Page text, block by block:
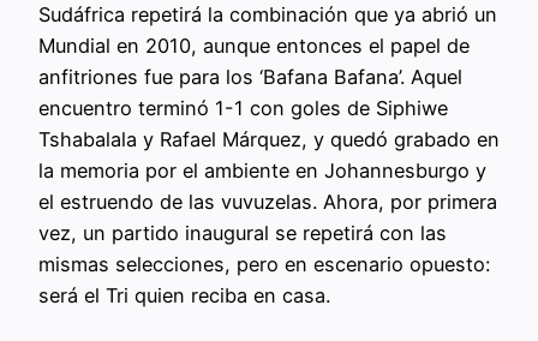
Sudáfrica repetirá la combinación que ya abrió un
Mundial en 2010, aunque entonces el papel de
anfitriones fue para los ‘Bafana Bafana’. Aquel
encuentro terminó 1-1 con goles de Siphiwe
Tshabalala y Rafael Márquez, y quedó grabado en
la memoria por el ambiente en Johannesburgo y
el estruendo de las vuvuzelas. Ahora, por primera
vez, un partido inaugural se repetirá con las
mismas selecciones, pero en escenario opuesto:
será el Tri quien reciba en casa.